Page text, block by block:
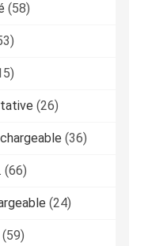
(58)
(26)
(36)
(66)
(24)
(59)